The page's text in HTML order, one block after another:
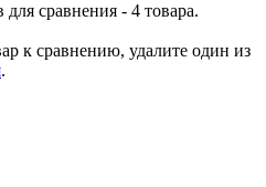
сравнения - 4 товара.
к сравнению, удалите один из
.